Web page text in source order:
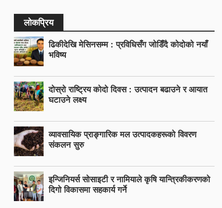
लोकप्रिय
ढिकीदेखि मेसिनसम्म : प्रविधिसँग जोडिँदै कोदोको नयाँ
भविष्य
दोस्रो राष्ट्रिय कोदो दिवस : उत्पादन बढाउने र आयात
घटाउने लक्ष्य
व्यावसायिक प्राङ्गारिक मल उत्पादकहरूको विवरण
संकलन सुरु
इन्जिनियर्स सोसाइटी र नामियाले कृषि यान्त्रिकीकरणको
दिगो विकासमा सहकार्य गर्ने